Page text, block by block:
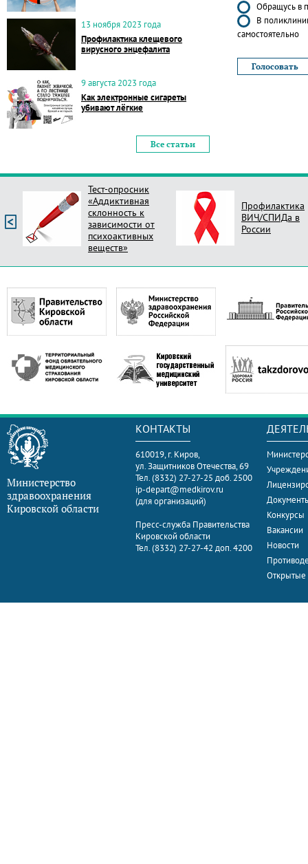
13 ноября 2023 года
Профилактика клещевого
вирусного энцефалита
9 августа 2023 года
Как электронные сигареты
убивают лёгкие
Все статьи
Обращусь в
В
самостоятельно
Тест-опросник
«Аддиктивная
склонность к
зависимости от
психоактивных
веществ»
Профилактика
ВИЧ/СПИДа в
России
Министерство
здравоохранения
Кировской области
КОНТАКТЫ
610019, г. Киров,
ул. Защитников Отечества, 69
Тел. (8332) 27-27-25 доб. 2500
ip-depart@medkirov.ru
(для организаций)
Пресс-служба Правительства
Кировской области
Тел. (8332) 27-27-42 доп. 4200
Конкурсы
Вакансии
Новости